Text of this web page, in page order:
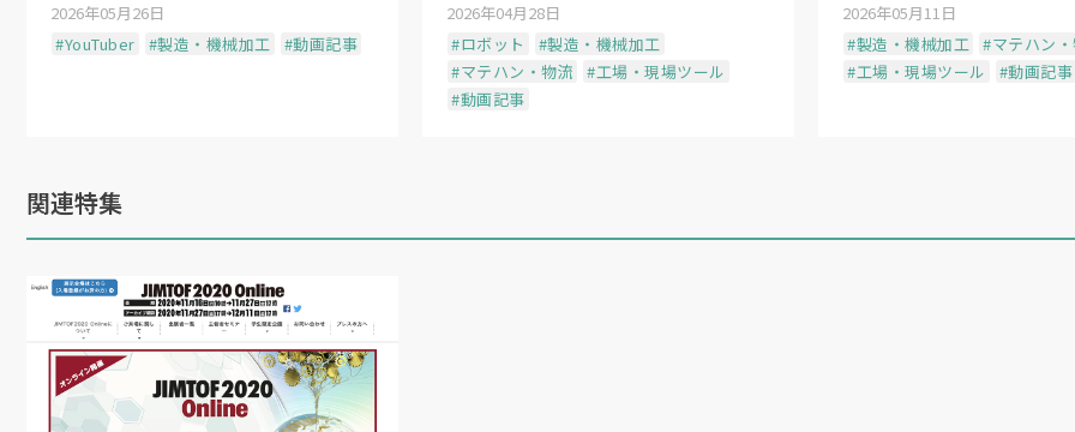
2026年05月26日
#YouTuber
#製造・機械加工 #動画記事
2026年04月28日
#ロボット
#製造・機械加工
#マテハン・物流
#工場・現場ツール
#動画記事
2026年05月11日
#製造・機械加工 #マテハン
#工場・現場ツール
#動画記事
関連特集